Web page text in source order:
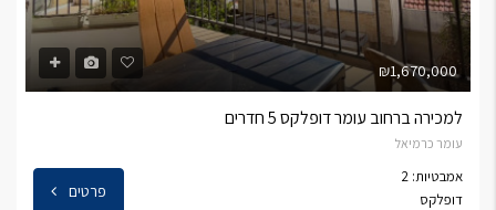
₪1,670,000
למכירה ברחוב עומר דופלקס 5 חדרים
עומר כרמיאל
אמבטיות: 2
דופלקס
פרטים